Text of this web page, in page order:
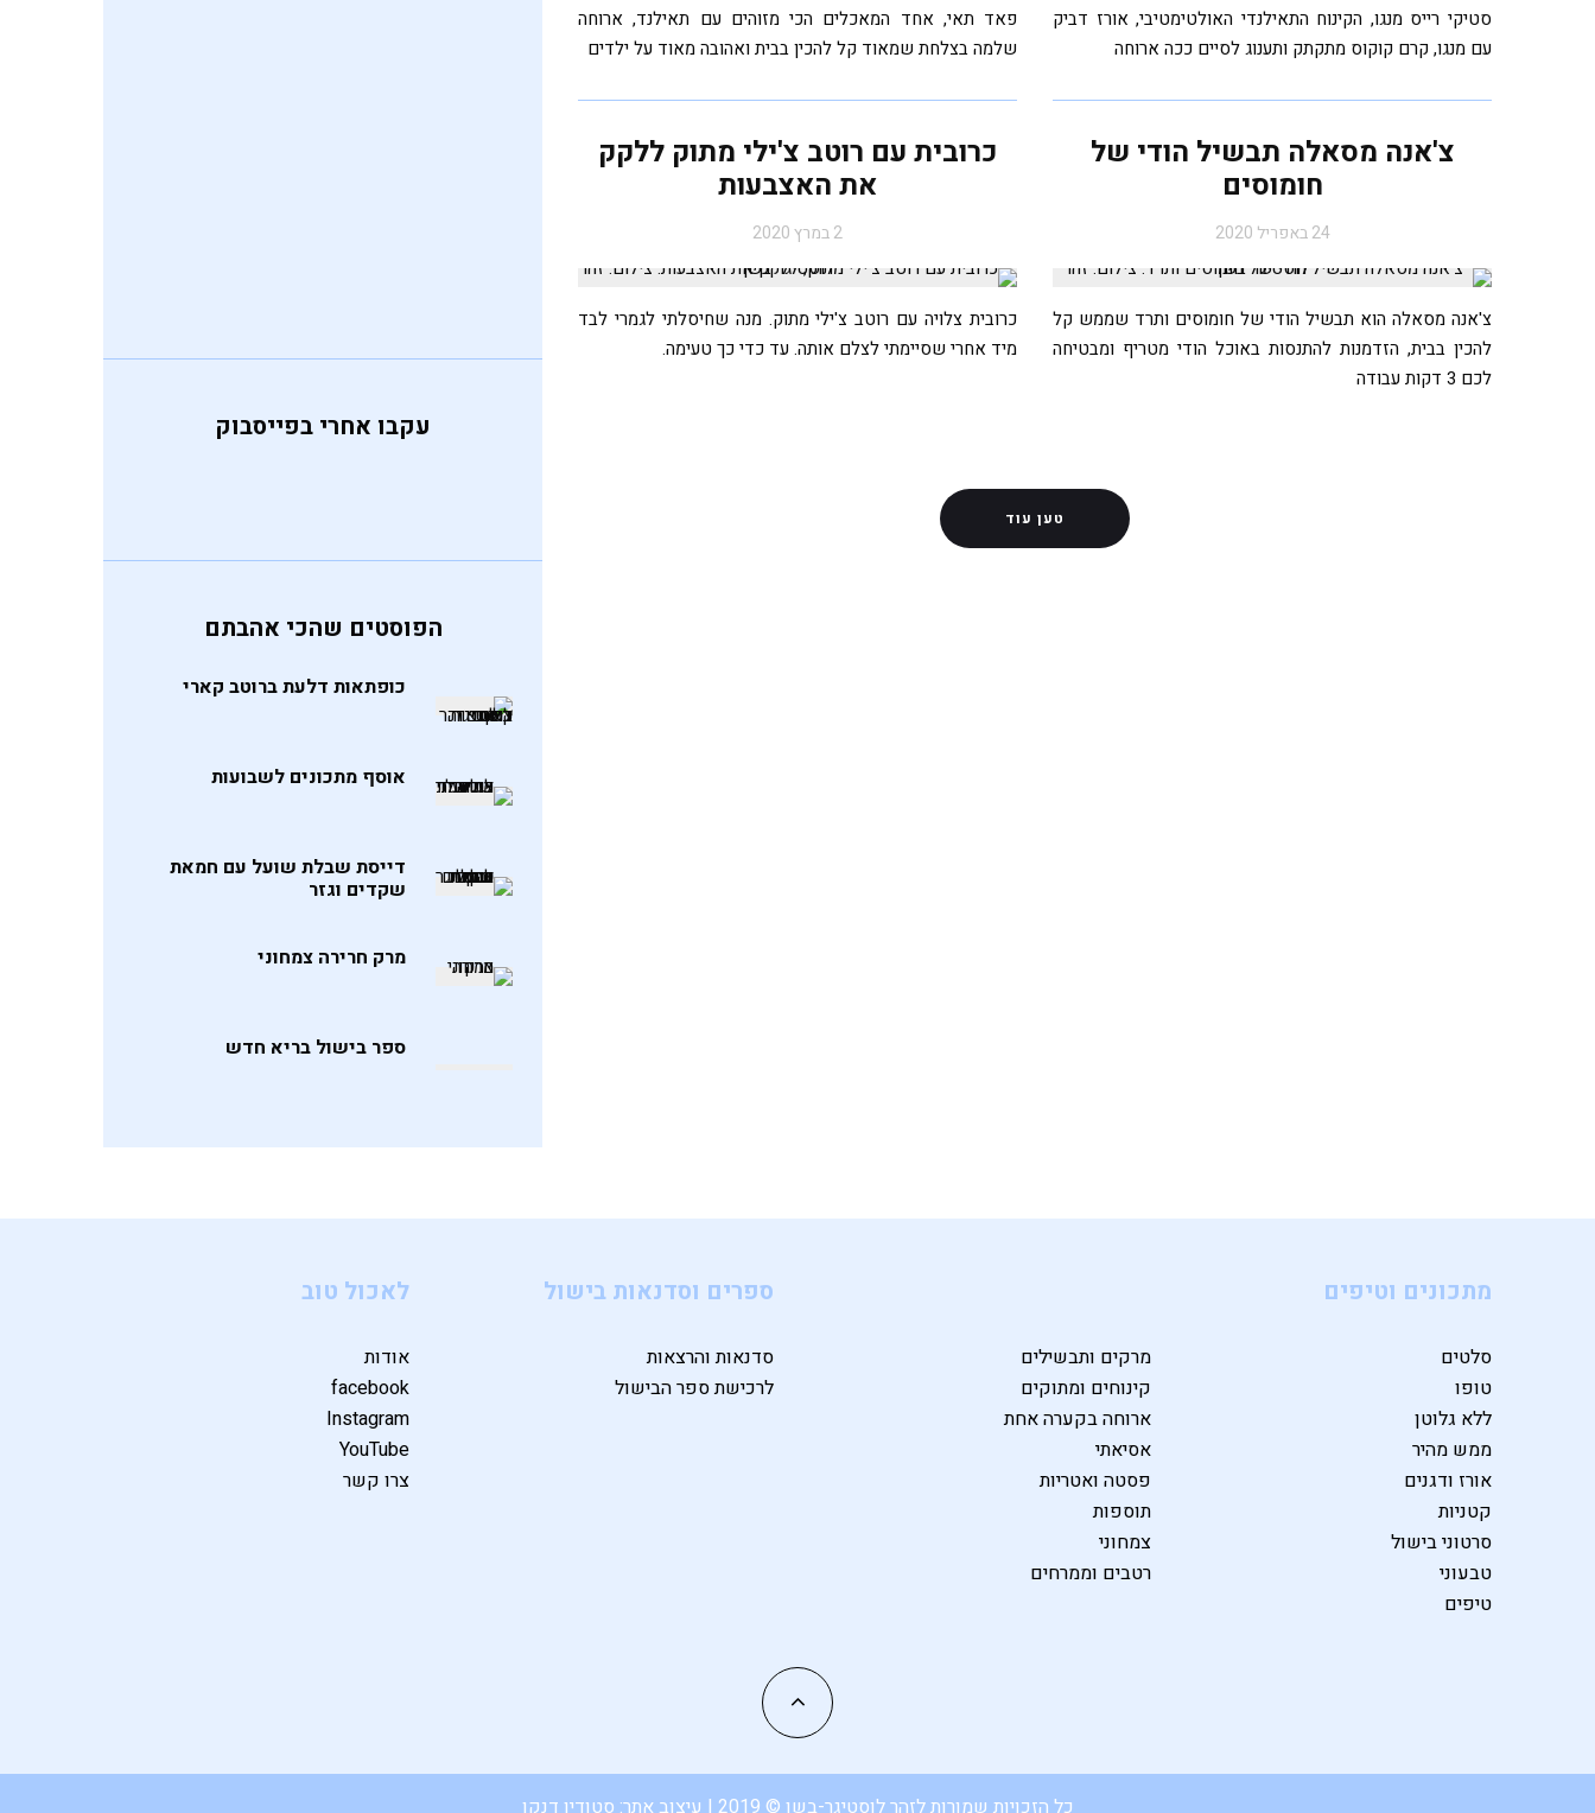
סטיקי רייס מנגו, הקינוח התאילנדי האולטימטיבי, אורז דביק
עם מנגו, קרם קוקוס מתקתק ותענוג לסיים ככה ארוחה
פאד תאי, אחד המאכלים הכי מזוהים עם תאילנד, ארוחה
שלמה בצלחת שמאוד קל להכין בבית ואהובה מאוד על ילדים
צ'אנה מסאלה תבשיל הודי של
חומוסים
24 באפריל 2020
צ'אנה מסאלה הוא תבשיל הודי של חומוסים ותרד שממש קל
להכין בבית, הזדמנות להתנסות באוכל הודי מטריף ומבטיחה
לכם 3 דקות עבודה
כרובית עם רוטב צ'ילי מתוק ללקק
את האצבעות
2 במרץ 2020
כרובית צלויה עם רוטב צ'ילי מתוק. מנה שחיסלתי לגמרי לבד
מיד אחרי שסיימתי לצלם אותה. עד כדי כך טעימה.
טען עוד
יש לי הרבה מילים טובות לומר
חטיף שוקולד חלבה מושחת אניצאו לאחו לקטוף חובזה, בלי לה
עקבו אחרי בפייסבוק
הפוסטים שהכי אהבתם
כופתאות דלעת ברוטב קארי
אוסף מתכונים לשבועות
דייסת שבלת שועל עם חמאת
שקדים וגזר
מרק חרירה צמחוני
ספר בישול בריא חדש
מתכונים וטיפים
סלטים
מרקים ותבשילים
טופו
קינוחים ומתוקים
ללא גלוטן
ארוחה בקערה אחת
ממש מהיר
אסיאתי
אורז ודגנים
פסטה ואטריות
קטניות
תוספות
סרטוני בישול
צמחוני
טבעוני
רטבים וממרחים
טיפים
ספרים וסדנאות בישול
סדנאות והרצאות
לרכישת ספר הבישול
לאכול טוב
אודות
facebook
Instagram
YouTube
צרו קשר
כל הזכויות שמורות לזהר לוסטיגר-בשן © 2019 | עיצוב אתר: סטודיו דנקו